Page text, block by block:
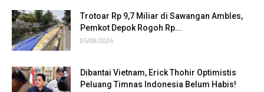
Trotoar Rp 9,7 Miliar di Sawangan Ambles,
Pemkot Depok Rogoh Rp...
05/08/2026
Dibantai Vietnam, Erick Thohir Optimistis
Peluang Timnas Indonesia Belum Habis!